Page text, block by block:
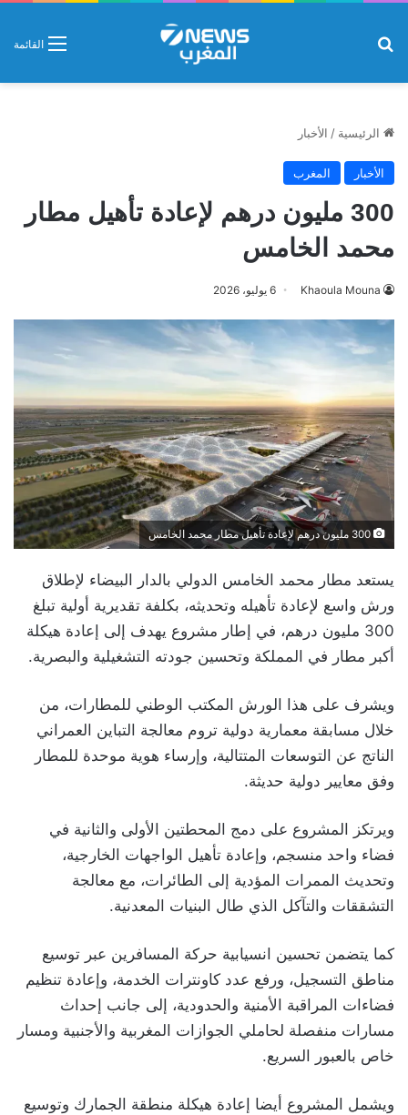
القائمة
الرئيسية / الأخبار
الأخبار المغرب
300 مليون درهم لإعادة تأهيل مطار
محمد الخامس
Khaoula Mouna 6 يوليو، 2026
يستعد مطار محمد الخامس الدولي بالدار البيضاء لإطلاق
ورش واسع لإعادة تأهيله وتحديثه، بكلفة تقديرية أولية تبلغ
300 مليون درهم، في إطار مشروع يهدف إلى إعادة هيكلة
أكبر مطار في المملكة وتحسين جودته التشغيلية والبصرية.
ويشرف على هذا الورش المكتب الوطني للمطارات، من
خلال مسابقة معمارية دولية تروم معالجة التباين العمراني
الناتج عن التوسعات المتتالية، وإرساء هوية موحدة للمطار
وفق معايير دولية حديثة.
ويرتكز المشروع على دمج المحطتين الأولى والثانية في
فضاء واحد منسجم، وإعادة تأهيل الواجهات الخارجية،
وتحديث الممرات المؤدية إلى الطائرات، مع معالجة
التشققات والتآكل الذي طال البنيات المعدنية.
كما يتضمن تحسين انسيابية حركة المسافرين عبر توسيع
مناطق التسجيل، ورفع عدد كاونترات الخدمة، وإعادة تنظيم
فضاءات المراقبة الأمنية والحدودية، إلى جانب إحداث
مسارات منفصلة لحاملي الجوازات المغربية والأجنبية ومسار
خاص بالعبور السريع.
ويشمل المشروع أيضا إعادة هيكلة منطقة الجمارك وتوسيع